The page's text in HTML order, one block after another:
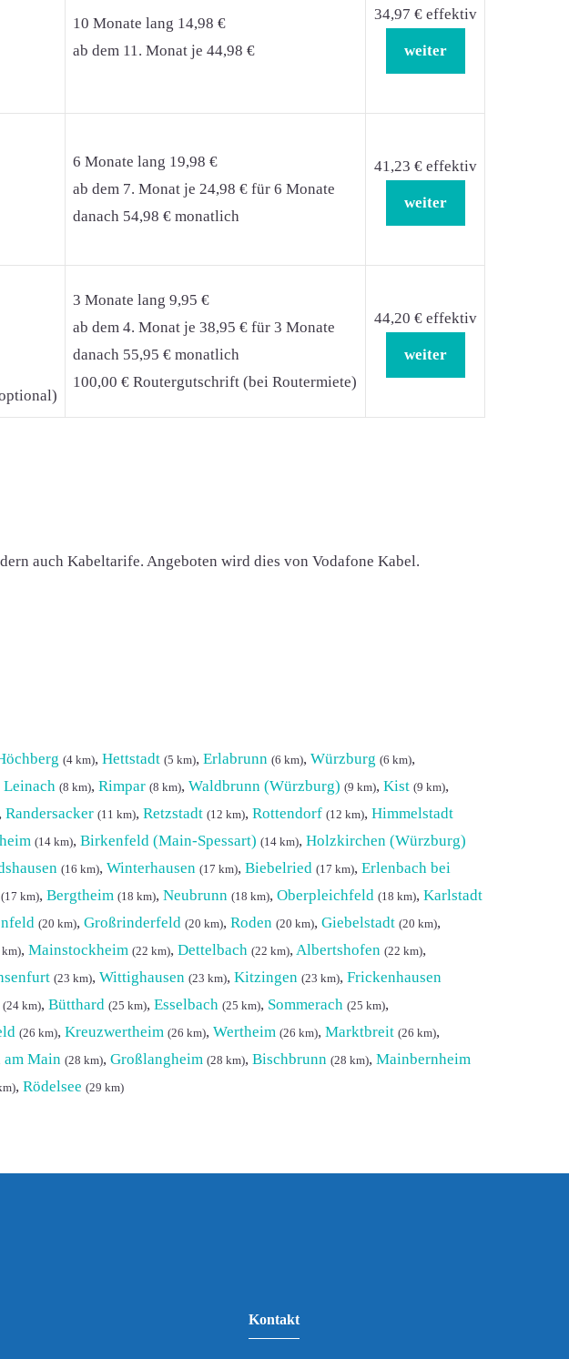
10 Monate lang 14,98 €
ab dem 11. Monat je 44,98 €
34,97 € effektiv
weiter
6 Monate lang 19,98 €
ab dem 7. Monat je 24,98 € für 6 Monate
danach 54,98 € monatlich
41,23 € effektiv
weiter
3 Monate lang 9,95 €
ab dem 4. Monat je 38,95 € für 3 Monate
danach 55,95 € monatlich
100,00 € Routergutschrift (bei Routermiete)
44,20 € effektiv
weiter
auch Kabeltarife. Angeboten wird dies von Vodafone Kabel.
(4 km), Hettstadt (5 km), Erlabrunn (6 km), Würzburg (6 km),
Leinach (8 km), Rimpar (8 km), Waldbrunn (Würzburg) (9 km), Kist (9 km),
, Randersacker (11 km), Retzstadt (12 km), Rottendorf (12 km), Himmelstadt
(14 km), Birkenfeld (Main-Spessart) (14 km), Holzkirchen (Würzburg)
(16 km), Winterhausen (17 km), Biebelried (17 km), Erlenbach bei
(17 km), Bergtheim (18 km), Neubrunn (18 km), Oberpleichfeld (18 km), Karlstadt
(20 km), Großrinderfeld (20 km), Roden (20 km), Giebelstadt (20 km),
km), Mainstockheim (22 km), Dettelbach (22 km), Albertshofen (22 km),
(23 km), Wittighausen (23 km), Kitzingen (23 km), Frickenhausen
(24 km), Bütthard (25 km), Esselbach (25 km), Sommerach (25 km),
(26 km), Kreuzwertheim (26 km), Wertheim (26 km), Marktbreit (26 km),
am Main (28 km), Großlangheim (28 km), Bischbrunn (28 km), Mainbernheim
, Rödelsee (29 km)
Kontakt